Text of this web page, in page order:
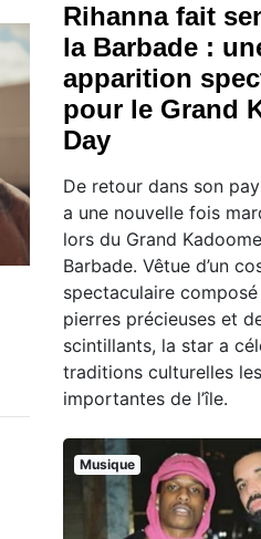
Rihanna fait
la Barbade :
apparition
pour le Grand
Day
De retour dans son
a une nouvelle fois
lors du Grand
Barbade. Vêtue d’un
spectaculaire
pierres précieuses et
scintillants, la star a
traditions culturelles
importantes de l’île.
Musique